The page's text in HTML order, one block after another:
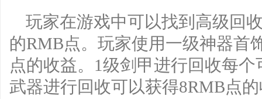
玩家在游戏中可以找到高级回
的RMB点。玩家使用一级神器首
点的收益。1级剑甲进行回收每
武器进行回收可以获得8RMB点